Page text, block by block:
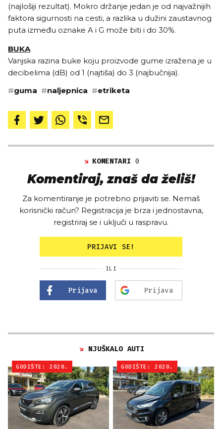
(najlošiji rezultat). Mokro držanje jedan je od najvažnijih
faktora sigurnosti na cesti, a razlika u dužini zaustavnog
puta između oznake A i G može biti i do 30%.
BUKA
Vanjska razina buke koju proizvode gume izražena je u
decibelima (dB) od 1 (najtiša) do 3 (najbučnija).
#guma #naljepnica #etriketa
KOMENTARI0
Komentiraj, znaš da želiš!
Za komentiranje je potrebno prijaviti se. Nemaš
korisnički račun? Registracija je brza i jednostavna,
registriraj se i uključi u raspravu.
PRIJAVI SE!
ILI
Prijava Prijava
NJUŠKALO AUTI
GODIŠTE: 2020. GODIŠTE: 2020.